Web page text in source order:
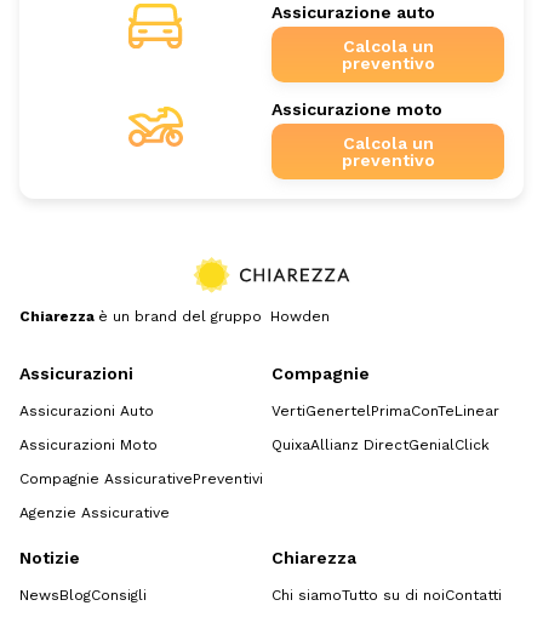
Assicurazione auto
Calcola un
preventivo
Assicurazione moto
Calcola un
preventivo
Chiarezza è un brand del gruppo Howden
Assicurazioni
Assicurazioni Auto
Assicurazioni Moto
Compagnie AssicurativePreventivi
Agenzie Assicurative
Compagnie
VertiGenertel PrimaConTeLinear
QuixaAllianz DirectGenialClick
Notizie
NewsBlogConsigli
Chiarezza
Chi siamoTutto su di noiContatti